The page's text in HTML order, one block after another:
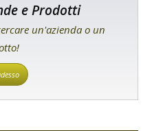
e Prodotti
un'azienda o un